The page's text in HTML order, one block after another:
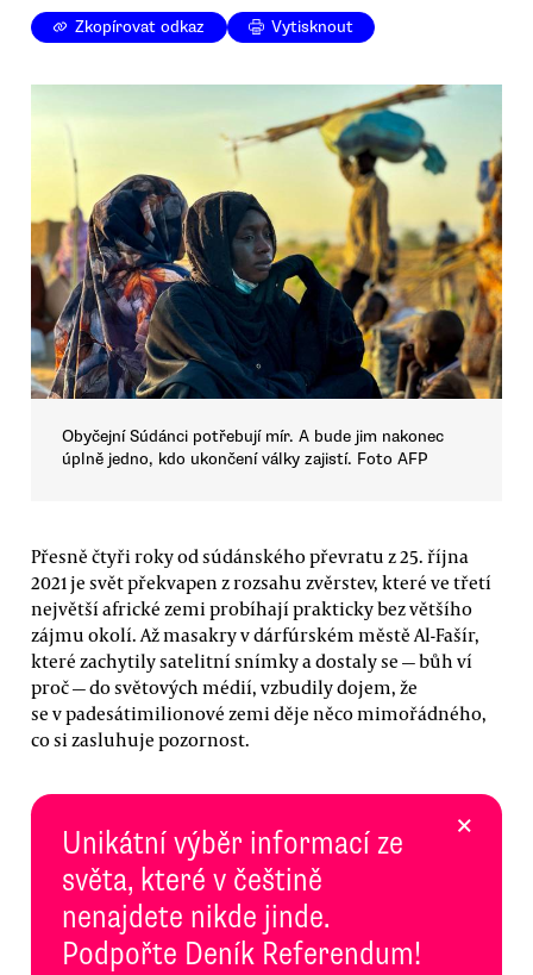
Zkopírovat odkaz Vytisknout
Obyčejní Súdánci potřebují mír. A bude jim nakonec
úplně jedno, kdo ukončení války zajistí. Foto AFP
Přesně čtyři roky od súdánského převratu z 25. října
2021 je svět překvapen z rozsahu zvěrstev, které ve třetí
největší africké zemi probíhají prakticky bez většího
zájmu okolí. Až masakry v dárfúrském městě Al-Fašír,
které zachytily satelitní snímky a dostaly se — bůh ví
proč — do světových médií, vzbudily dojem, že
se v padesátimilionové zemi děje něco mimořádného,
co si zasluhuje pozornost.
Unikátní výběr informací ze
světa, které v češtině
nenajdete nikde jinde.
Podpořte Deník Referendum!
×